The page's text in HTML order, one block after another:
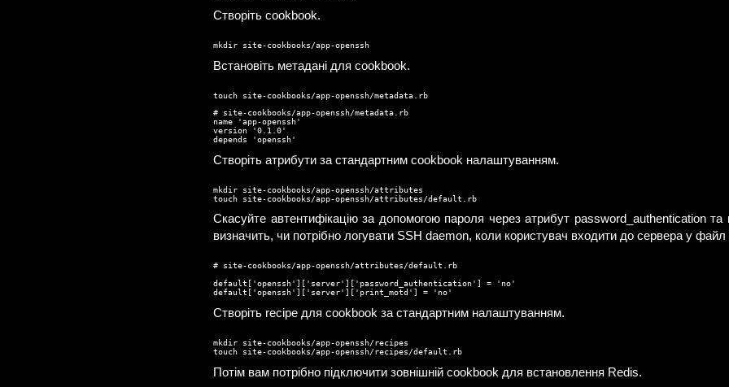
Створіть cookbook.
mkdir site-cookbooks/app-openssh
Встановіть метадані для cookbook.
touch site-cookbooks/app-openssh/metadata.rb
# site-cookbooks/app-openssh/metadata.rb
name 'app-openssh'
version '0.1.0'
depends 'openssh'
Створіть атрибути за стандартним cookbook налаштуванням.
mkdir site-cookbooks/app-openssh/attributes
touch site-cookbooks/app-openssh/attributes/default.rb
Скасуйте автентифікацію за допомогою пароля через атрибут password_authentication та
визначить, чи потрібно логувати SSH daemon, коли користувач входити до сервера у
# site-cookbooks/app-openssh/attributes/default.rb
default['openssh']['server']['password_authentication'] = 'no'
default['openssh']['server']['print_motd'] = 'no'
Створіть recipe для cookbook за стандартним налаштуванням.
mkdir site-cookbooks/app-openssh/recipes
touch site-cookbooks/app-openssh/recipes/default.rb
Потім вам потрібно підключити зовнішній cookbook для встановлення Redis.